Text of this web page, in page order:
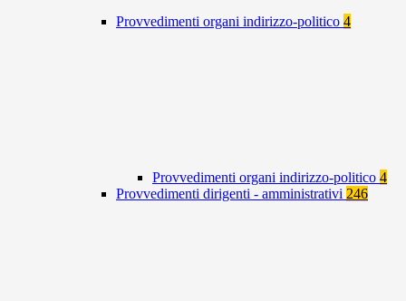
Provvedimenti organi indirizzo-politico 4
Provvedimenti organi indirizzo-politico 4
Provvedimenti dirigenti - amministrativi 246